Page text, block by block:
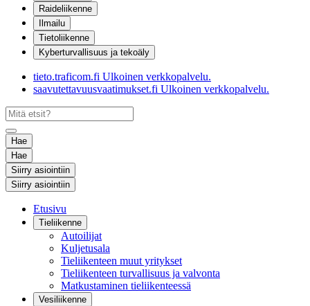
Raideliikenne
Ilmailu
Tietoliikenne
Kyberturvallisuus ja tekoäly
tieto.traficom.fi Ulkoinen verkkopalvelu.
saavutettavuusvaatimukset.fi Ulkoinen verkkopalvelu.
Hae
Hae
Siirry asiointiin
Siirry asiointiin
Etusivu
Tieliikenne
Autoilijat
Kuljetusala
Tieliikenteen muut yritykset
Tieliikenteen turvallisuus ja valvonta
Matkustaminen tieliikenteessä
Vesiliikenne